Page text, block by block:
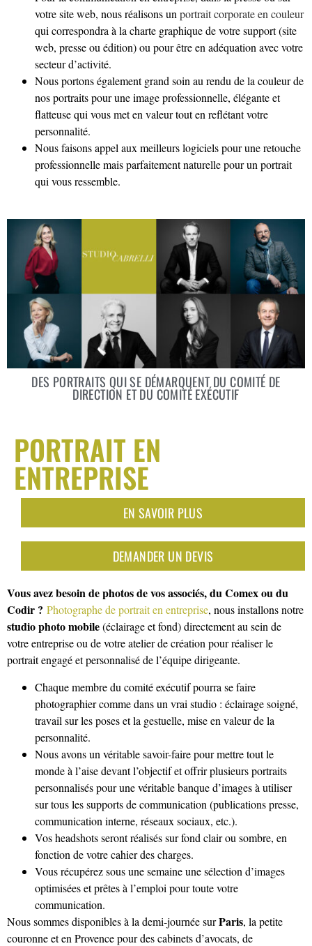
votre site web, nous réalisons un portrait corporate en couleur
qui correspondra à la charte graphique de votre support (site
web, presse ou édition) ou pour être en adéquation avec votre
secteur d’activité.
Nous portons également grand soin au rendu de la couleur de
nos portraits pour une image professionnelle, élégante et
flatteuse qui vous met en valeur tout en reflétant votre
personnalité.
Nous faisons appel aux meilleurs logiciels pour une retouche
professionnelle mais parfaitement naturelle pour un portrait
qui vous ressemble.
DES PORTRAITS QUI SE DÉMARQUENT DU COMITÉ DE
DIRECTION ET DU COMITÉ EXÉCUTIF
PORTRAIT EN
ENTREPRISE
EN SAVOIR PLUS
DEMANDER UN DEVIS
Vous avez besoin de photos de vos associés, du Comex ou du
Codir ? Photographe de portrait en entreprise, nous installons notre
studio photo mobile(éclairage et fond) directement au sein de
votre entreprise ou de votre atelier de création pour réaliser le
portrait engagé et personnalisé de l’équipe dirigeante.
Chaque membre du comité exécutif pourra se faire
photographier comme dans un vrai studio : éclairage soigné,
travail sur les poses et la gestuelle, mise en valeur de la
personnalité.
Nous avons un véritable savoir-faire pour mettre tout le
monde à l’aise devant l’objectif et offrir plusieurs portraits
personnalisés pour une véritable banque d’images à utiliser
sur tous les supports de communication (publications presse,
communication interne, réseaux sociaux, etc.).
Vos headshots seront réalisés sur fond clair ou sombre, en
fonction de votre cahier des charges.
Vous récupérez sous une semaine une sélection d’images
optimisées et prêtes à l’emploi pour toute votre
communication.
Nous sommes disponibles à la demi-journée surParis, la petite
couronne et en Provence pour des cabinets d’avocats, de